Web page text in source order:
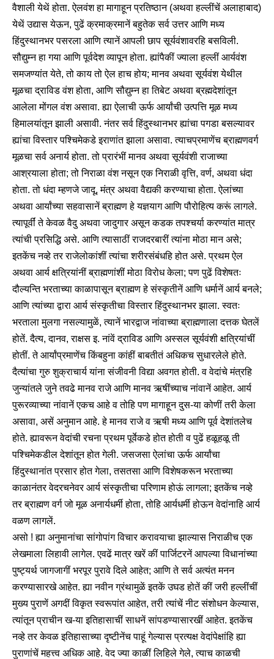
वैशाली येथें होता. ऐलवंश हा मागाहून प्रतिष्ठान (अथवा हल्लींचें अलाहाबाद)
येथें उद्यास येऊन, पुढें क्रमाक्रमानें बहुतेक सर्व उत्तर आणि मध्य
हिंदुस्थानभर पसरला आणि त्यानें आपली छाप सूर्यवंशावरहि बसविली.
सौद्युम्न हा गया आणि पूर्वदेश व्यापून होता. ह्यांपैकीं ज्याला हल्लीं आर्यवंश
समजण्यांत येते, तो काय तो ऐल हाच होय; मानव अथवा सूर्यवंश येथील
मूळचा द्राविड वंश होता, आणि सौद्युम्न हा तिबेट अथवा ब्रह्मदेशांतून
आलेला मोंगल वंश असावा. ह्या ऐलाची ऊर्फ आर्यांची उत्पत्ति मूळ मध्य
हिमालयांतून झाली असावी. नंतर सर्व हिंदुस्थानभर ह्यांचा पगडा बसल्यावर
ह्यांचा विस्तार पश्चिमेकडे इराणांत झाला असावा. त्याचप्रमाणेंच ब्राह्मणवर्ग
मूळचा सर्व अनार्य होता. तो प्रारंभीं मानव अथवा सूर्यवंशी राजाच्या
आश्रयाला होता; तो निराळा वंश नसून एक निराळी वृत्ति, वर्ण, अथवा धंदा
होता. तो धंदा म्हणजे जादू, मंत्र अथवा वैद्यकी करण्याचा होता. ऐलांच्या
अथवा आर्यांच्या सहवासानें ब्राह्मण हे यज्ञयाग आणि पौरोहित्य करूं लागले.
त्यापूर्वीं ते केवळ वैदु अथवा जादुगार असून कडक तपश्चर्या करण्यांत मात्र
त्यांची प्रसिद्धि असे. आणि त्यासाठीं राजदरबारीं त्यांना मोठा मान असे;
इतकेंच नव्हे तर राजेलोकांशीं त्यांचा शरीरसंबंधहि होत असे. प्रथम ऐल
अथवा आर्य क्षत्रियांनीं ब्राह्मणांशीं मोठा विरोध केला; पण पुढें विशेषतः
दौल्यन्ति भरताच्या काळापासून ब्राह्मण हे संस्कृतीनें आणि धर्मानें आर्य बनले;
आणि त्यांच्या द्वारा आर्य संस्कृतीचा विस्तार हिंदुस्थानभर झाला. स्वतः
भरताला मुलगा नसल्यामुळें, त्यानें भारद्वाज नांवाच्या ब्राह्मणाला दत्तक घेतलें
होतें. दैत्य, दानव, राक्षस इ. नांवें द्राविड आणि अस्सल सूर्यवंशी क्षत्रियांचीं
होतीं. ते आर्यांप्रमाणेंच किंबहुना कांहीं बाबतीतं अधिकच सुधारलेले होते.
दैत्यांचा गुरु शुक्राचार्य यांना संजीवनी विद्या अवगत होती. व वेदांचे मंत्रहि
जुन्यांतले जुने तवढे मानव राजे आणि मानव ऋषींच्याच नांवानें आहेत. आर्य
पुरूरव्याच्या नांवानें एकच आहे व तोहि पण मागाहून दुस-या कोणीं तरी केला
असावा, असें अनुमान आहे. हे मानव राजे व ऋषी मध्य आणि पूर्व देशांतलेच
होते. ह्यावरून वेदांची रचना प्रथम पूर्वेकडे होत होती व पुढें हळूहळू ती
पश्चिमेकडील देशांतून होत गेली. जसजसा ऐलांचा ऊर्फ आर्यांचा
हिंदुस्थानांत प्रसार होत गेला, तसतसा आणि विशेषकरून भरताच्या
काळानंतर वेदरचनेवर आर्य संस्कृतीचा परिणाम होऊं लागला; इतकेंच नव्हे
तर ब्राह्मण वर्ग जो मूळ अनार्यधर्मी होता, तोहि आर्यधर्मी होऊन वेदांनाहि आर्य
वळण लागलें.
असो ! ह्या अनुमानांचा सांगोपांग विचार करावयाचा झाल्यास निराळीच एक
लेखमाला लिहावी लागेल. एवढें मात्र खरें कीं पार्जिटरनें आपल्या विधानांच्या
पुष्ट्यर्थ जागजागीं भरपूर पुरावे दिले आहेत; आणि ते सर्व अत्यंत मनन
करण्यासारखे आहेत. ह्या नवीन ग्रंथामुळें इतकें उघड होतें कीं जरी हल्लींचीं
मुख्य पुराणें अगदीं विकृत स्वरूपांत आहेत, तरी त्यांचें नीट संशोधन केल्यास,
त्यांतून प्राचीन ख-या इतिहासाचीं साधनें सांपडण्यासारखीं आहेत. इतकेंच
नव्हे तर केवळ इतिहासाच्या दृष्टीनेंच पाहूं गेल्यास प्रत्यक्ष वेदांपेक्षांहि ह्या
पुराणांचें महत्त्व अधिक आहे. वेद ज्या काळीं लिहिले गेले, त्याच काळची